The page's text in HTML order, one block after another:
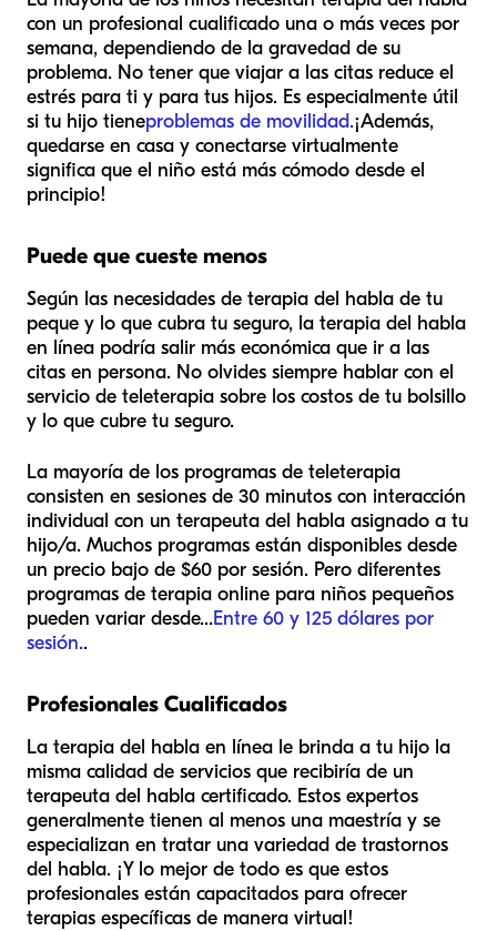
con un profesional cualificado una o más veces por
semana, dependiendo de la gravedad de su
problema. No tener que viajar a las citas reduce el
estrés para ti y para tus hijos. Es especialmente útil
si tu hijo tieneproblemas de movilidad.¡Además,
quedarse en casa y conectarse virtualmente
significa que el niño está más cómodo desde el
principio!
Puede que cueste menos
Según las necesidades de terapia del habla de tu
peque y lo que cubra tu seguro, la terapia del habla
en línea podría salir más económica que ir a las
citas en persona. No olvides siempre hablar con el
servicio de teleterapia sobre los costos de tu bolsillo
y lo que cubre tu seguro.
La mayoría de los programas de teleterapia
consisten en sesiones de 30 minutos con interacción
individual con un terapeuta del habla asignado a tu
hijo/a. Muchos programas están disponibles desde
un precio bajo de $60 por sesión. Pero diferentes
programas de terapia online para niños pequeños
pueden variar desde...Entre 60 y 125 dólares por
sesión..
Profesionales Cualificados
La terapia del habla en línea le brinda a tu hijo la
misma calidad de servicios que recibiría de un
terapeuta del habla certificado. Estos expertos
generalmente tienen al menos una maestría y se
especializan en tratar una variedad de trastornos
del habla. ¡Y lo mejor de todo es que estos
profesionales están capacitados para ofrecer
terapias específicas de manera virtual!